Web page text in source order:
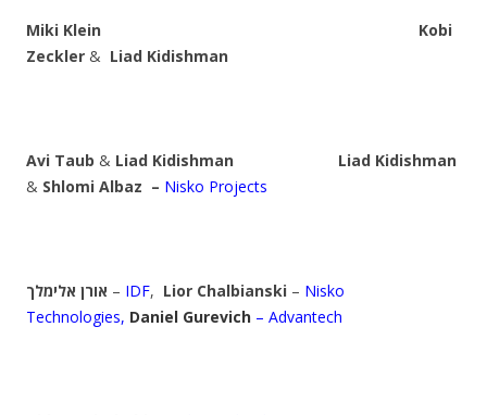
Miki Klein Kobi
Zeckler & Liad Kidishman
Avi Taub & Liad Kidishman
Liad Kidishman
& Shlomi Albaz – Nisko Projects
אורן אלימלך – IDF, Lior Chalbianski – Nisko
Technologies, Daniel Gurevich – Advantech